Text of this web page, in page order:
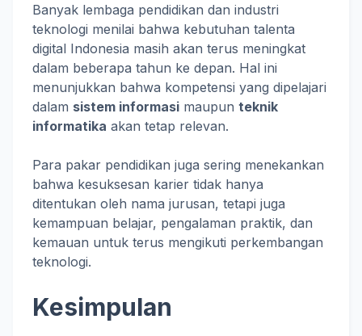
Banyak lembaga pendidikan dan industri
teknologi menilai bahwa kebutuhan talenta
digital Indonesia masih akan terus meningkat
dalam beberapa tahun ke depan. Hal ini
menunjukkan bahwa kompetensi yang dipelajari
dalam sistem informasi maupun teknik
informatika akan tetap relevan.
Para pakar pendidikan juga sering menekankan
bahwa kesuksesan karier tidak hanya
ditentukan oleh nama jurusan, tetapi juga
kemampuan belajar, pengalaman praktik, dan
kemauan untuk terus mengikuti perkembangan
teknologi.
Kesimpulan